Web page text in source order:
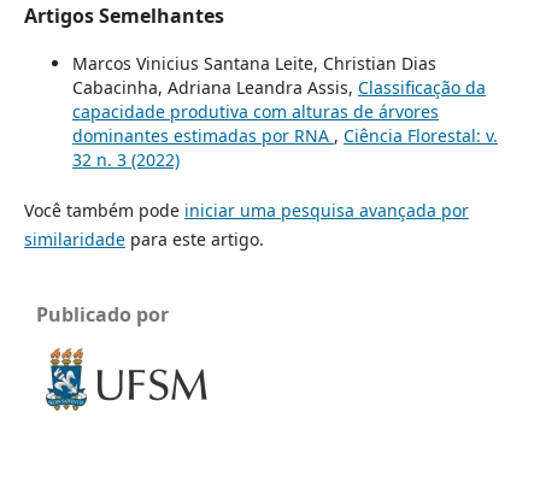
Artigos Semelhantes
Marcos Vinicius Santana Leite, Christian Dias
Cabacinha, Adriana Leandra Assis, Classificação da
capacidade produtiva com alturas de árvores
dominantes estimadas por RNA , Ciência Florestal: v.
32 n. 3 (2022)
Você também pode iniciar uma pesquisa avançada por
similaridadepara este artigo.
Publicado por